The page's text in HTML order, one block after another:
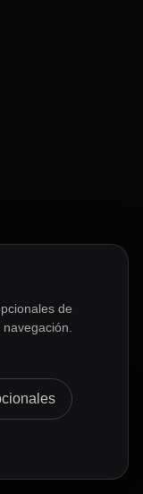
Lucía
DE TFB
Disponible ahora
de